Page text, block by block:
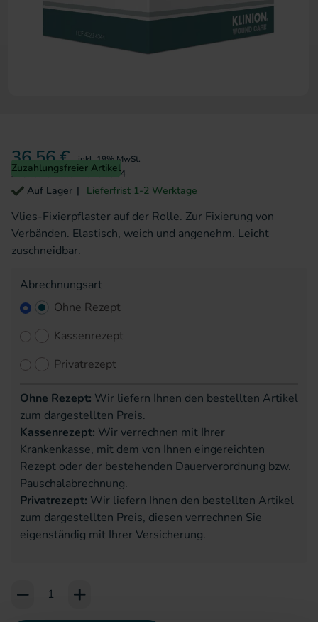
36,56 € inkl. 19% MwSt.
Zuzahlungsfreier Artikel
Artikelnummer 40294344
Auf Lager
Lieferfrist 1-2 Werktage
Vlies-Fixierpflaster auf der Rolle. Zur Fixierung von
Verbänden. Elastisch, weich und angenehm. Leicht
zuschneidbar.
Abrechnungsart
Ohne Rezept
Kassenrezept
Privatrezept
Ohne Rezept: Wir liefern Ihnen den bestellten Artikel
zum dargestellten Preis.
Kassenrezept: Wir verrechnen mit Ihrer
Krankenkasse, mit dem von Ihnen eingereichten
Rezept oder der bestehenden Dauerverordnung bzw.
Pauschalabrechnung.
Privatrezept: Wir liefern Ihnen den bestellten Artikel
zum dargestellten Preis, diesen verrechnen Sie
eigenständig mit Ihrer Versicherung.
Add to Cart or Wish List